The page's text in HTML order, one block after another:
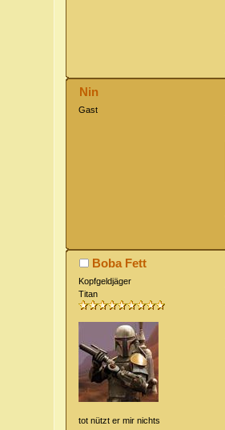
Nin
Gast
Boba Fett
Kopfgeldjäger
Titan
tot nützt er mir nichts